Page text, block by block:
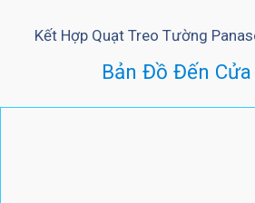
Kết Hợp Quạt Treo Tường
Bản Đồ Đến